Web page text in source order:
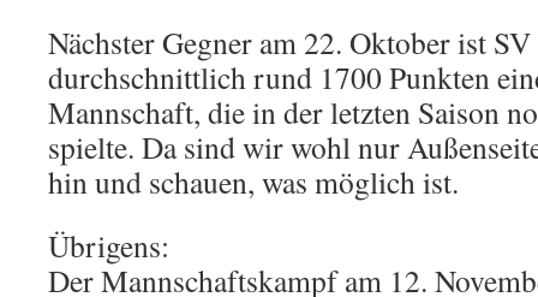
Nächster Gegner am 22. Oktober ist
durchschnittlich rund 1700 Punkten
Mannschaft, die in der letzten Saison
spielte. Da sind wir wohl nur
hin und schauen, was möglich ist.
Übrigens:
Der Mannschaftskampf am 12.